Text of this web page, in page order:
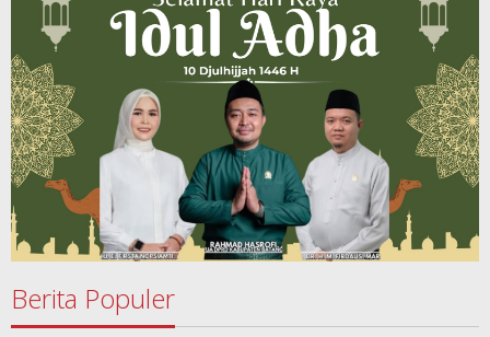
Berita Populer